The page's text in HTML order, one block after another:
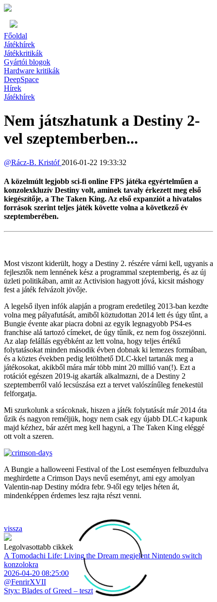
Főoldal
Játékhírek
Játékkritikák
Gyártói blogok
Hardware kritikák
DeepSpace
Hírek
Játékhírek
Nem játszhatunk a Destiny 2-
vel szeptemberben...
@Rácz-B. Kristóf 2016-01-22 19:33:32
A közelmúlt legjobb sci-fi online FPS játéka egyértelműen a
konzolexkluzív Destiny volt, aminek tavaly érkezett meg első
kiegészítője, a The Taken King. Az első expanziót a hivatalos
források szerint teljes játék követte volna a következő év
szeptemberében.
Most viszont kiderült, hogy a Destiny 2. részére várni kell, ugyanis a
fejlesztők nem lennének kész a programmal szeptemberig, és az új
üzleti politikában, amit az Activision hagyott jóvá, kicsit máshogy
fest a játék felvázolt jövője.
A legelső ilyen infók alapján a program eredetileg 2013-ban kezdte
volna meg pályafutását, amiből köztudottan 2014 lett és úgy tűnt, a
Bungie évente akar piacra dobni az egyik legnagyobb PS4-es
franchise alá tartozó címeket, de úgy tűnik, ez nem fog összejönni.
Az alap felállás egyébként az lett volna, hogy teljes értékű
folytatásokat minden második évben dobnak ki lemezes formában,
és a köztes években pedig letölthető DLC-kkel tartanák meg a
játékosokat, akikből mára már több mint 20 millió van(!). Ezt a
rotációt egészen 2019-ig akarták alkalmazni, de a Destiny 2
szeptemberről való lecsúszása ezt a tervet valószínűleg fenekestül
felforgatja.
Mi szurkolunk a srácoknak, hiszen a játék folytatását már 2014 óta
űzik és nagyon reméljük, hogy nem csak egy újabb DLC-t kapunk
majd kézhez, bár azért meg kell hagyni, a The Taken King eléggé
ott volt a szeren.
A Bungie a halloweeni Festival of the Lost eseményen felbuzdulva
meghirdette a Crimson Days nevű eseményt, ami egy amolyan
Valentin-nap Destiny módra febr. 9-től egy teljes héten át,
mindenképpen érdemes lesz rajta részt venni.
vissza
Legolvasottabb cikkek
A Tomodachi Life: Living the Dream megjelent Nintendo switch
konzolokra
2026-04-20 08:25:00
@FenrirXVII
Styx: Blades of Greed – teszt